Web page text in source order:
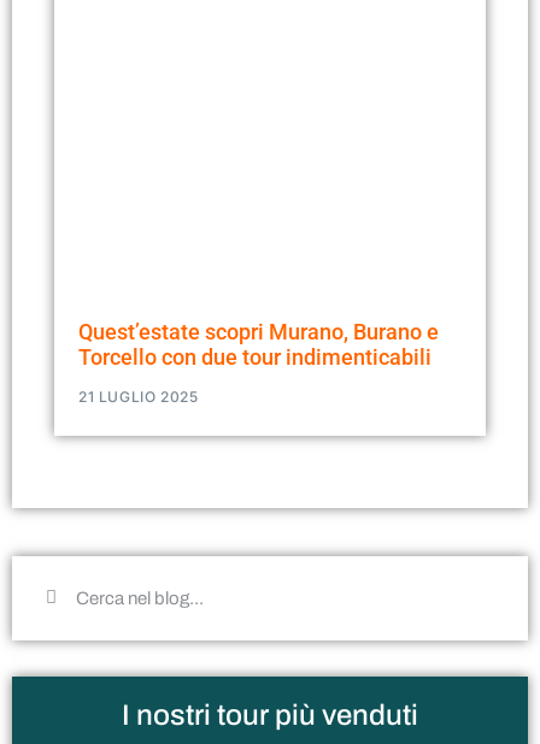
Quest’estate scopri Murano, Burano e
Torcello con due tour indimenticabili
21 LUGLIO 2025
I nostri tour più venduti